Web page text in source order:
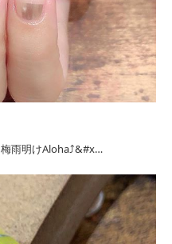
梅雨明けAloha⤴︎&#x…